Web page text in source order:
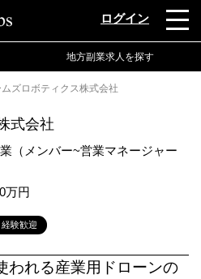
ログイン
地方副業求人を探す
ムズロボティクス株式会社
式会社
（メンバー~営業マネージャー
万円
験歓迎
われる産業用ドローンの